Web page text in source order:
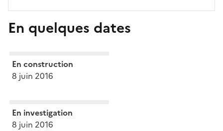
En quelques dates
En construction
8 juin 2016
En investigation
8 juin 2016